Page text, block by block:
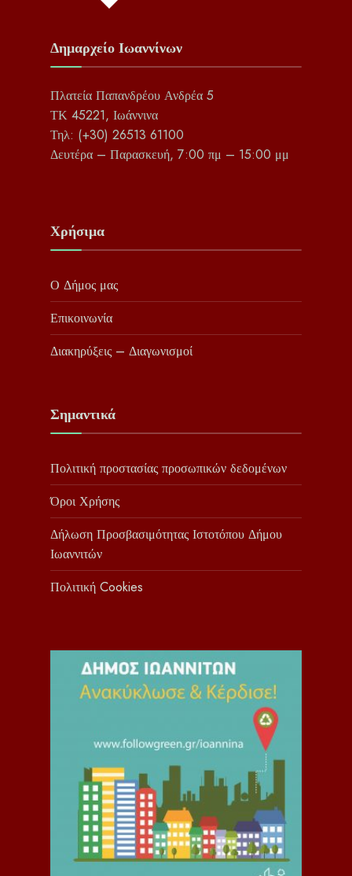
Δημαρχείο Ιωαννίνων
Πλατεία Παπανδρέου Ανδρέα 5
ΤΚ 45221, Ιωάννινα
Τηλ: (+30) 26513 61100
Δευτέρα – Παρασκευή, 7:00 πμ – 15:00 μμ
Χρήσιμα
Ο Δήμος μας
Επικοινωνία
Διακηρύξεις – Διαγωνισμοί
Σημαντικά
Πολιτική προστασίας προσωπικών δεδομένων
Όροι Χρήσης
Δήλωση Προσβασιμότητας Ιστοτόπου Δήμου
Ιωαννιτών
Πολιτική Cookies